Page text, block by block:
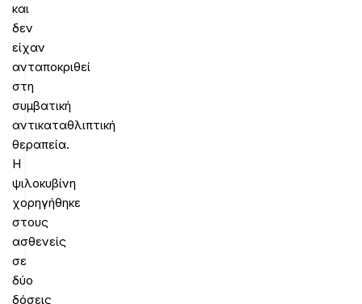
και
δεν
είχαν
ανταποκριθεί
στη
συμβατική
αντικαταθλιπτική
θεραπεία.
Η
ψιλοκυβίνη
χορηγήθηκε
στους
ασθενείς
σε
δύο
δόσεις